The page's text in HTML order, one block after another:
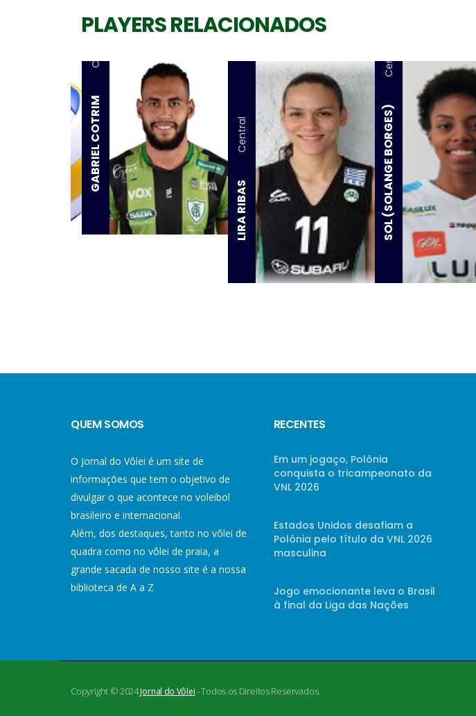
PLAYERS RELACIONADOS
GABRIEL COTRIM
LIRA RIBAS
Central SOL (SOLANGE BORGES)
Central
QUEM SOMOS
O Jornal do Vôlei é um site de
informações que tem o objetivo de
divulgar o que acontece no voleibol
brasileiro e internacional.
Além, dos destaques, tanto no vôlei de
quadra como no vôlei de praia, a
grande sacada de nosso site é a nossa
biblioteca de A a Z
RECENTES
Em um jogaço, Polônia
conquista o tricampeonato da
VNL 2026
Estados Unidos desafiam a
Polônia pelo título da VNL 2026
masculina
Jogo emocionante leva o Brasil
à final da Liga das Nações
Copyright © 2024Jornal do Vôlei- Todos os Direitos Reservados.